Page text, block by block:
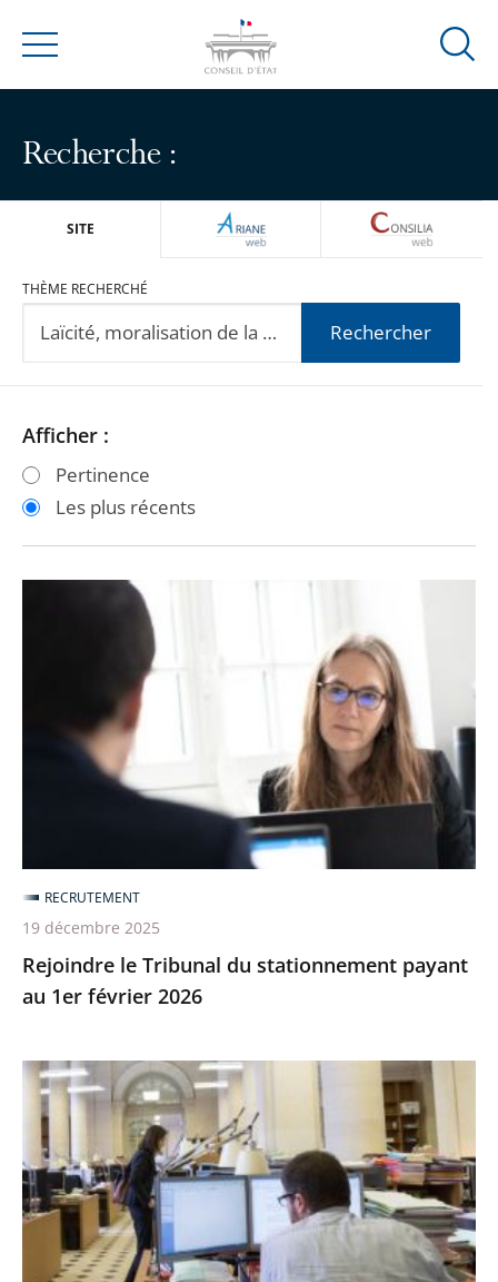
Menu
Ouvrir
Recherche :
SITE ARIANEWEB
THÈME RECHERCHÉ
Rechercher
Passer
les
filtres
Passer
les
filtres
Afficher :
Pertinence
Les plus récents
stationnement
payant
2026
Rejoindre le Tribunal du stationnement payant
au 1er février 2026
RECRUTEMENT
19 décembre 2025
Recrutement
maîtresses
et
maîtres
des
requêtes